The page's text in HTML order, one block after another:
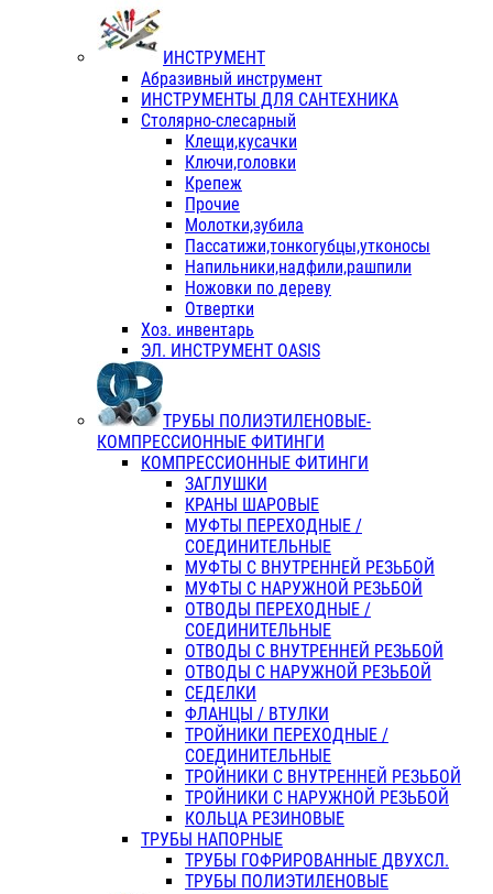
ИНСТРУМЕНТ
Абразивный инструмент
ИНСТРУМЕНТЫ ДЛЯ САНТЕХНИКА
Столярно-слесарный
Клещи,кусачки
Ключи,головки
Крепеж
Прочие
Молотки,зубила
Пассатижи,тонкогубцы,утконосы
Напильники,надфили,рашпили
Ножовки по дереву
Отвертки
Хоз. инвентарь
ЭЛ. ИНСТРУМЕНТ OASIS
ТРУБЫ ПОЛИЭТИЛЕНОВЫЕ-
КОМПРЕССИОННЫЕ ФИТИНГИ
КОМПРЕССИОННЫЕ ФИТИНГИ
ЗАГЛУШКИ
КРАНЫ ШАРОВЫЕ
МУФТЫ ПЕРЕХОДНЫЕ /
СОЕДИНИТЕЛЬНЫЕ
МУФТЫ С ВНУТРЕННЕЙ РЕЗЬБОЙ
МУФТЫ С НАРУЖНОЙ РЕЗЬБОЙ
ОТВОДЫ ПЕРЕХОДНЫЕ /
СОЕДИНИТЕЛЬНЫЕ
ОТВОДЫ С ВНУТРЕННЕЙ РЕЗЬБОЙ
ОТВОДЫ С НАРУЖНОЙ РЕЗЬБОЙ
СЕДЕЛКИ
ФЛАНЦЫ / ВТУЛКИ
ТРОЙНИКИ ПЕРЕХОДНЫЕ /
СОЕДИНИТЕЛЬНЫЕ
ТРОЙНИКИ С ВНУТРЕННЕЙ РЕЗЬБОЙ
ТРОЙНИКИ С НАРУЖНОЙ РЕЗЬБОЙ
КОЛЬЦА РЕЗИНОВЫЕ
ТРУБЫ НАПОРНЫЕ
ТРУБЫ ГОФРИРОВАННЫЕ ДВУХСЛ.
ТРУБЫ ПОЛИЭТИЛЕНОВЫЕ